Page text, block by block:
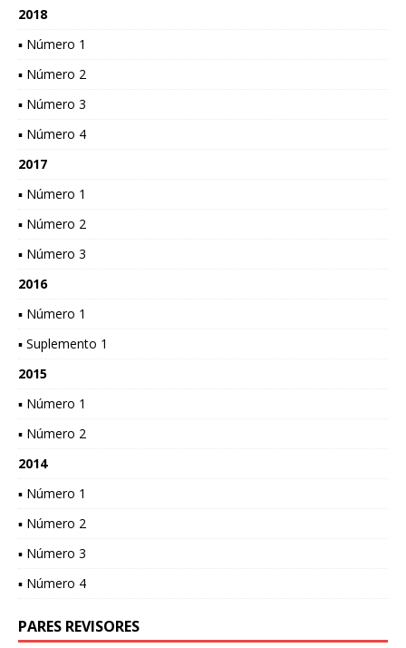
2018
▪ Número 1
▪ Número 2
▪ Número 3
▪ Número 4
2017
▪ Número 1
▪ Número 2
▪ Número 3
2016
▪ Número 1
▪ Suplemento 1
2015
▪ Número 1
▪ Número 2
2014
▪ Número 1
▪ Número 2
▪ Número 3
▪ Número 4
PARES REVISORES